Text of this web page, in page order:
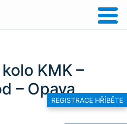
REGISTRACE HŘÍBĚTE
KMK –
– Opava